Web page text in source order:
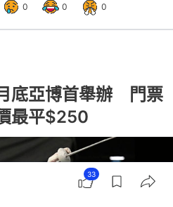
0 0 0
底亞博首舉辦 門票
最平$250
33